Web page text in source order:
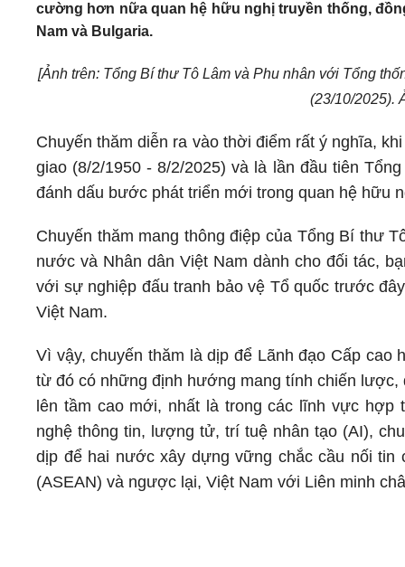
cường hơn nữa quan hệ hữu nghị truyền thống,
Nam và Bulgaria.
[Ảnh trên: Tổng Bí thư Tô Lâm và Phu nhân với Tổng
(23/10/2025).
Chuyến thăm diễn ra vào thời điểm rất ý nghĩa,
giao (8/2/1950 - 8/2/2025) và là lần đầu tiên
đánh dấu bước phát triển mới trong quan hệ hữu
Chuyến thăm mang thông điệp của Tổng Bí thư
nước và Nhân dân Việt Nam dành cho đối tác,
với sự nghiệp đấu tranh bảo vệ Tổ quốc trước
Việt Nam.
Vì vậy, chuyến thăm là dịp để Lãnh đạo Cấp
từ đó có những định hướng mang tính chiến
lên tầm cao mới, nhất là trong các lĩnh vực hợp
nghệ thông tin, lượng tử, trí tuệ nhân tạo (AI),
dịp để hai nước xây dựng vững chắc cầu nối tin
(ASEAN) và ngược lại, Việt Nam với Liên minh